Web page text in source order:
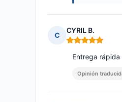
C
CYRIL B.
Nota: 5 de 5
Entrega
Opinión